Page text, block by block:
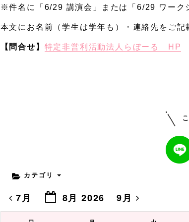
※件名に「6/29 講演会」または「6/29 ワーク
本文にお名前（学生は学年も）・連絡先をご
【問合せ】 特定非営利活動法人らぼーる HP
カテゴリ
7月 8月 2026 9月